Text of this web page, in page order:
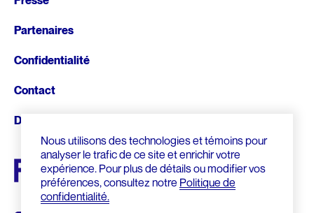
Nous utilisons des technologies et témoins pour
analyser le trafic de ce site et enrichir votre
expérience. Pour plus de détails ou modifier vos
préférences, consultez notre Politique de
confidentialité.
page
Partenaires
Confidentialité
Contact
Donnez